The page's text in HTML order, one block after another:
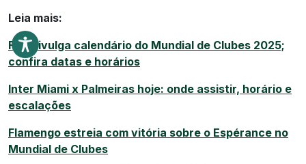
Leia mais:
Fifa divulga calendário do Mundial de Clubes 2025;
confira datas e horários
Inter Miami x Palmeiras hoje: onde assistir, horário e
escalações
Flamengo estreia com vitória sobre o Espérance no
Mundial de Clubes